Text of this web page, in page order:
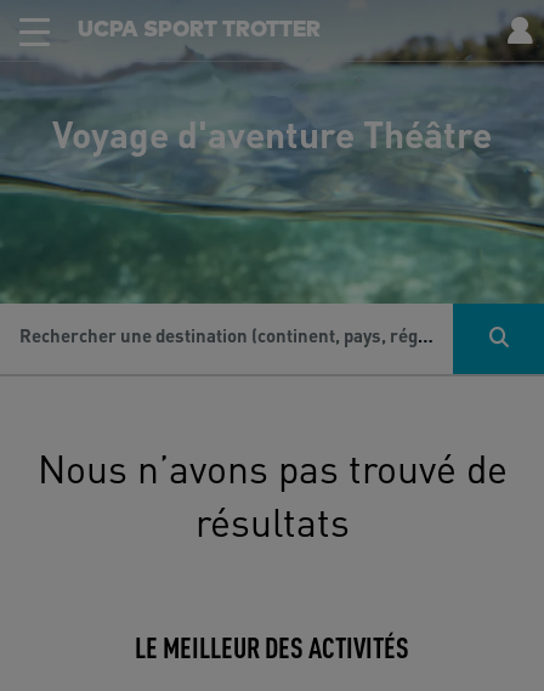
UCPA SPORT TROTTER
Voyage d'aventure Théâtre
Rechercher une destination (continent, pays, région...), une activité...
Nous n’avons pas trouvé de
résultats
LE MEILLEUR DES ACTIVITÉS